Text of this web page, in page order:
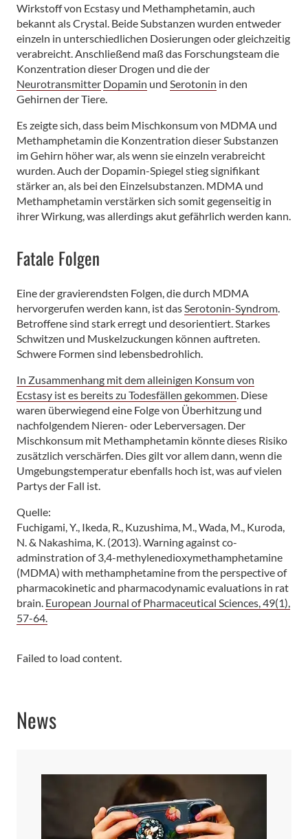
Wirkstoff von Ecstasy und Methamphetamin, auch
bekannt als Crystal. Beide Substanzen wurden entweder
einzeln in unterschiedlichen Dosierungen oder gleichzeitig
verabreicht. Anschließend maß das Forschungsteam die
Konzentration dieser Drogen und die der
Neurotransmitter Dopamin und Serotonin in den
Gehirnen der Tiere.
Es zeigte sich, dass beim Mischkonsum von MDMA und
Methamphetamin die Konzentration dieser Substanzen
im Gehirn höher war, als wenn sie einzeln verabreicht
wurden. Auch der Dopamin-Spiegel stieg signifikant
stärker an, als bei den Einzelsubstanzen. MDMA und
Methamphetamin verstärken sich somit gegenseitig in
ihrer Wirkung, was allerdings akut gefährlich werden kann.
Fatale Folgen
Eine der gravierendsten Folgen, die durch MDMA
hervorgerufen werden kann, ist das Serotonin-Syndrom
Betroffene sind stark erregt und desorientiert. Starkes
Schwitzen und Muskelzuckungen können auftreten.
Schwere Formen sind lebensbedrohlich.
In Zusammenhang mit dem alleinigen Konsum von
Ecstasy ist es bereits zu Todesfällen gekommen . Diese
waren überwiegend eine Folge von Überhitzung und
nachfolgendem Nieren- oder Leberversagen. Der
Mischkonsum mit Methamphetamin könnte dieses Risiko
zusätzlich verschärfen. Dies gilt vor allem dann, wenn die
Umgebungstemperatur ebenfalls hoch ist, was auf vielen
Partys der Fall ist.
Quelle:
Fuchigami, Y., Ikeda, R., Kuzushima, M., Wada, M., Kuroda,
N. & Nakashima, K. (2013). Warning against co-
adminstration of 3,4-methylenedioxymethamphetamine
(MDMA) with methamphetamine from the perspective of
pharmacokinetic and pharmacodynamic evaluations in rat
brain. European Journal of Pharmaceutical Sciences, 49(1),
57-64.
Failed to load content.
News